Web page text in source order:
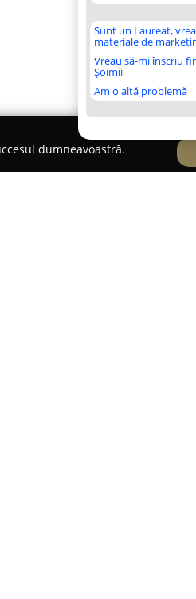
Sunt un Laureat,
materiale de
Vreau să-mi înscriu
Șoimii
Am o altă problemă
dumneavoastră.